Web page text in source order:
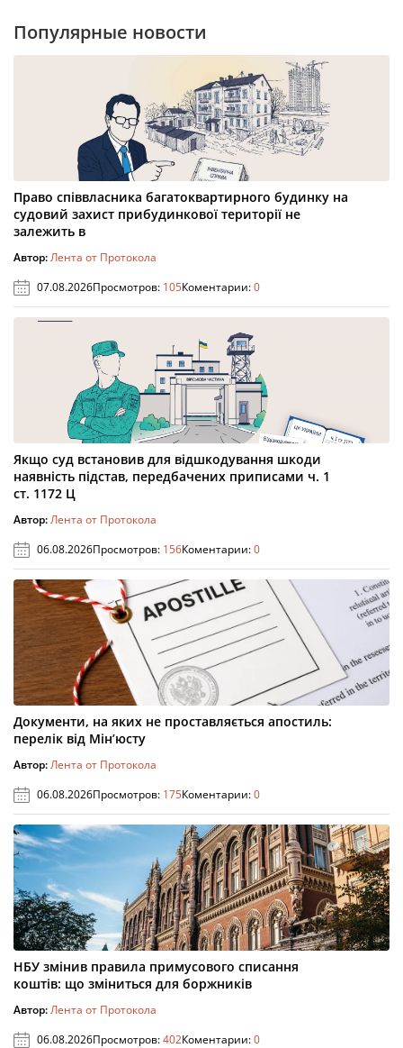
Популярные новости
Право співвласника багатоквартирного будинку на
судовий захист прибудинкової території не
залежить в
Автор:Лента от Протокола
07.08.2026Просмотров: 105Коментарии:0
Якщо суд встановив для відшкодування шкоди
наявність підстав, передбачених приписами ч. 1
ст. 1172 Ц
Автор:Лента от Протокола
06.08.2026Просмотров: 156Коментарии:0
Документи, на яких не проставляється апостиль:
перелік від Мін’юсту
Автор:Лента от Протокола
06.08.2026Просмотров: 175Коментарии:0
НБУ змінив правила примусового списання
коштів: що зміниться для боржників
Автор:Лента от Протокола
06.08.2026Просмотров:402Коментарии:0